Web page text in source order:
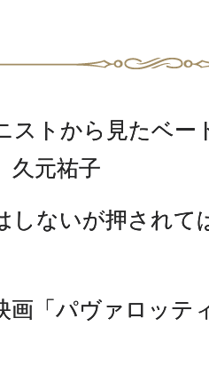
ストから見たベ
元祐子
しないが押され
「パヴァロッテ